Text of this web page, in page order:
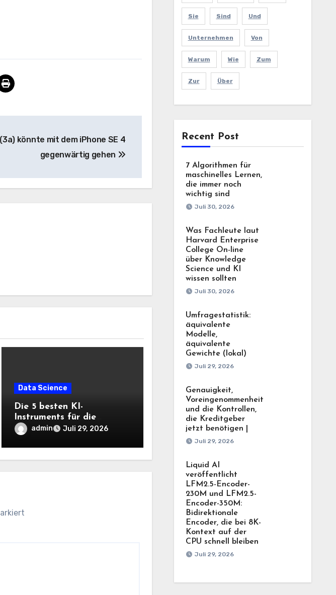
könnte mit dem iPhone SE 4
gegenwärtig gehen
Data Science
Die 5 besten KI-
Instruments für die
Datenanalyse, die Sie
admin Juli 29, 2026
Sie Sind Und
Unternehmen Von
Warum Wie Zum
Zur Über
Recent Post
7 Algorithmen für
maschinelles Lernen,
die immer noch
wichtig sind
Juli 30, 2026
Was Fachleute laut
Harvard Enterprise
College On-line
über Knowledge
Science und KI
wissen sollten
Juli 30, 2026
Umfragestatistik:
äquivalente
Modelle,
äquivalente
Gewichte (lokal)
Juli 29, 2026
Genauigkeit,
Voreingenommenheit
und die Kontrollen,
die Kreditgeber
jetzt benötigen |
Juli 29, 2026
Liquid AI
veröffentlicht
LFM2.5-Encoder-
230M und LFM2.5-
Encoder-350M:
Bidirektionale
Encoder, die bei 8K-
Kontext auf der
CPU schnell bleiben
Juli 29, 2026